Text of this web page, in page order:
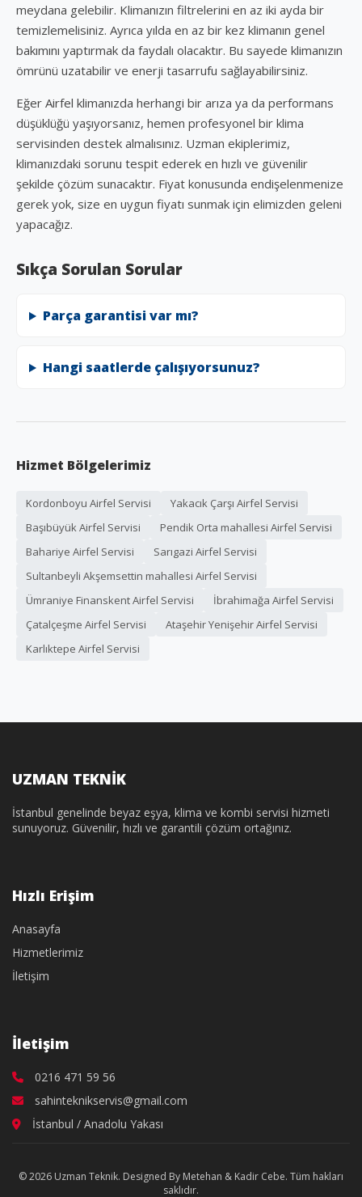
meydana gelebilir. Klimanızın filtrelerini en az iki ayda bir
temizlemelisiniz. Ayrıca yılda en az bir kez klimanın genel
bakımını yaptırmak da faydalı olacaktır. Bu sayede klimanızın
ömrünü uzatabilir ve enerji tasarrufu sağlayabilirsiniz.
Eğer Airfel klimanızda herhangi bir arıza ya da performans
düşüklüğü yaşıyorsanız, hemen profesyonel bir klima
servisinden destek almalısınız. Uzman ekiplerimiz,
klimanızdaki sorunu tespit ederek en hızlı ve güvenilir
şekilde çözüm sunacaktır. Fiyat konusunda endişelenmenize
gerek yok, size en uygun fiyatı sunmak için elimizden geleni
yapacağız.
Sıkça Sorulan Sorular
Parça garantisi var mı?
Hangi saatlerde çalışıyorsunuz?
Hizmet Bölgelerimiz
Kordonboyu Airfel Servisi
Yakacık Çarşı Airfel Servisi
Başıbüyük Airfel Servisi
Pendik Orta mahallesi Airfel Servisi
Bahariye Airfel Servisi
Sarıgazi Airfel Servisi
Sultanbeyli Akşemsettin mahallesi Airfel Servisi
Ümraniye Finanskent Airfel Servisi
İbrahimağa Airfel Servisi
Çatalçeşme Airfel Servisi
Ataşehir Yenişehir Airfel Servisi
Karlıktepe Airfel Servisi
UZMAN TEKNİK
İstanbul genelinde beyaz eşya, klima ve kombi servisi hizmeti
sunuyoruz. Güvenilir, hızlı ve garantili çözüm ortağınız.
Hızlı Erişim
Anasayfa
Hizmetlerimiz
İletişim
İletişim
0216 471 59 56
sahinteknikservis@gmail.com
İstanbul / Anadolu Yakası
© 2026 Uzman Teknik. Designed By Metehan & Kadir Cebe. Tüm hakları
saklıdır.